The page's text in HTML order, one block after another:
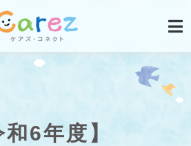
和6年度】